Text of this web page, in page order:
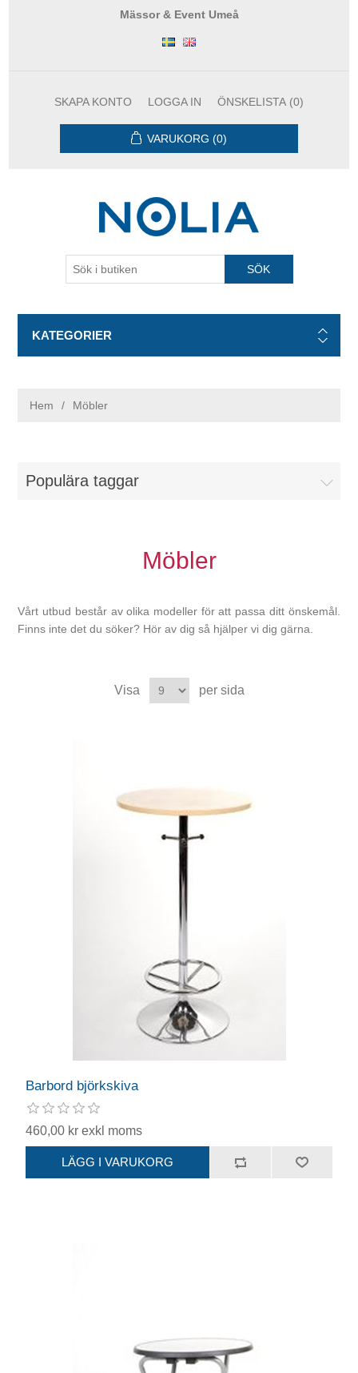
Mässor & Event Umeå
SKAPA KONTO LOGGA IN ÖNSKELISTA (0)
VARUKORG (0)
KATEGORIER
Hem / Möbler
Populära taggar
Möbler
Vårt utbud består av olika modeller för att passa ditt önskemål.
Finns inte det du söker? Hör av dig så hjälper vi dig gärna.
Visa per sida
Barbord björkskiva
460,00 kr exkl moms